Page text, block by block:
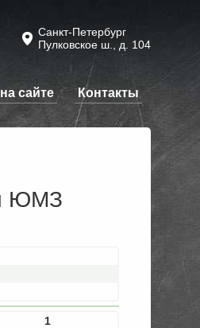
Санкт-Петербург
Пулковское ш., д. 104
сайте Контакты
ЮМЗ
1